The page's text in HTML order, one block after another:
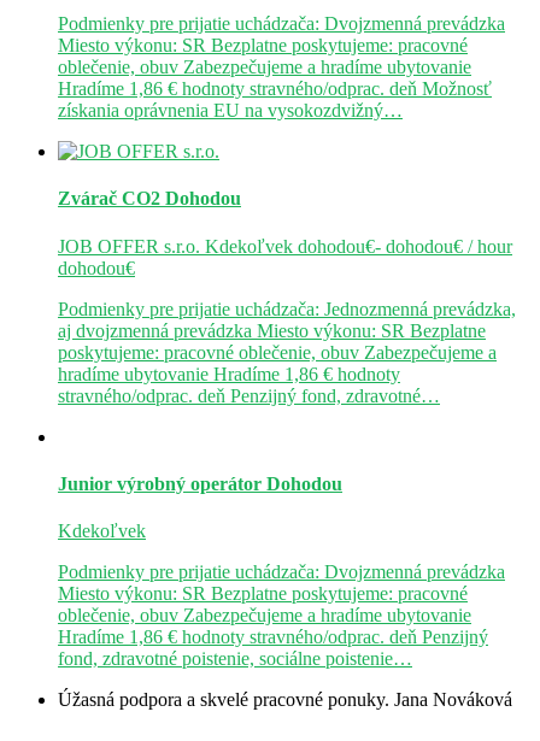
Podmienky pre prijatie uchádzača: Dvojzmenná prevádzka
Miesto výkonu: SR Bezplatne poskytujeme: pracovné
oblečenie, obuv Zabezpečujeme a hradíme ubytovanie
Hradíme 1,86 € hodnoty stravného/odprac. deň Možnosť
získania oprávnenia EU na vysokozdvižný…
Zvárač CO2 Dohodou
JOB OFFER s.r.o. Kdekoľvek dohodou€- dohodou€ / hour
dohodou€
Podmienky pre prijatie uchádzača: Jednozmenná prevádzka,
aj dvojzmenná prevádzka Miesto výkonu: SR Bezplatne
poskytujeme: pracovné oblečenie, obuv Zabezpečujeme a
hradíme ubytovanie Hradíme 1,86 € hodnoty
stravného/odprac. deň Penzijný fond, zdravotné…
Junior výrobný operátor Dohodou
Kdekoľvek
Podmienky pre prijatie uchádzača: Dvojzmenná prevádzka
Miesto výkonu: SR Bezplatne poskytujeme: pracovné
oblečenie, obuv Zabezpečujeme a hradíme ubytovanie
Hradíme 1,86 € hodnoty stravného/odprac. deň Penzijný
fond, zdravotné poistenie, sociálne poistenie…
Úžasná podpora a skvelé pracovné ponuky. Jana Nováková